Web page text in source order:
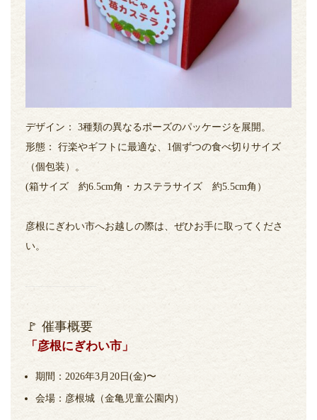
デザイン： 3種類の異なるポーズのパッケージを展開。
形態： 行楽やギフトに最適な、1個ずつの食べ切りサイズ
（個包装）。
(箱サイズ 約6.5cm角・カステラサイズ 約5.5cm角）
彦根にぎわい市へお越しの際は、ぜひお手に取ってくださ
い。
🚩 催事概要
「彦根にぎわい市」
期間：2026年3月20日(金)〜
会場：彦根城（金亀児童公園内）